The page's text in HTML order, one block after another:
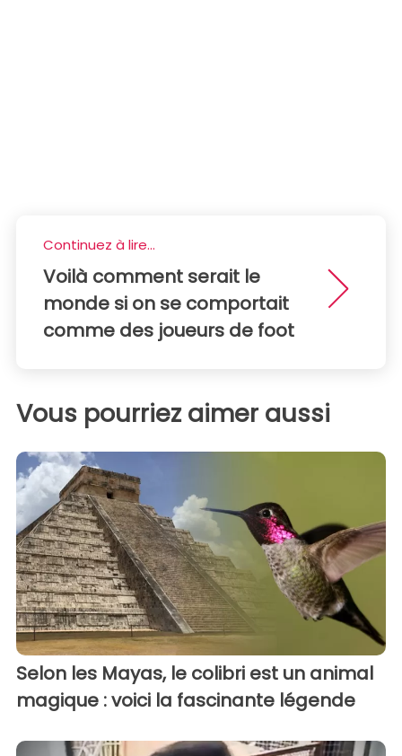
Continuez à lire...
Voilà comment serait le
monde si on se comportait
comme des joueurs de foot
Vous pourriez aimer aussi
Selon les Mayas, le colibri est un animal
magique : voici la fascinante légende